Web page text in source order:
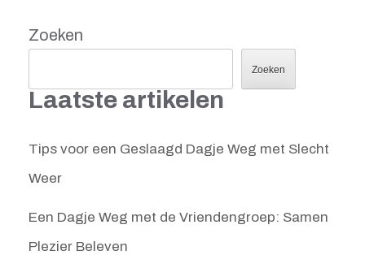
Zoeken
Zoeken
Laatste artikelen
Tips voor een Geslaagd Dagje Weg met Slecht
Weer
Een Dagje Weg met de Vriendengroep: Samen
Plezier Beleven